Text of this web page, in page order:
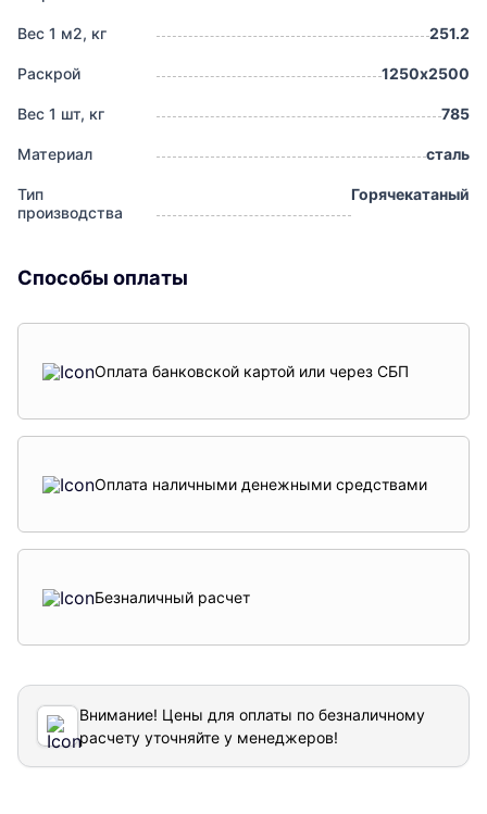
Вес 1 м2, кг 251.2
Раскрой 1250х2500
Вес 1 шт, кг 785
Материал сталь
Тип
производства
Горячекатаный
Способы оплаты
Оплата банковской картой или через СБП
Оплата наличными денежными средствами
Безналичный расчет
Внимание! Цены для оплаты по безналичному
расчету уточняйте у менеджеров!